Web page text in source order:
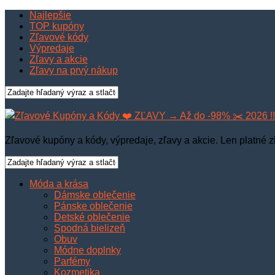
Najlepšie
TOP kupóny
Zľavové kódy
Výpredaje
Zľavy a akcie
Zľavy na prvý nákup
Zľavové kupóny a kódy, výpredaje, zľavy a akcie. Len platné
Móda a krása
Dámske oblečenie
Pánske oblečenie
Detské oblečenie
Spodná bielizeň
Obuv
Módne doplnky
Parfémy
Kozmetika